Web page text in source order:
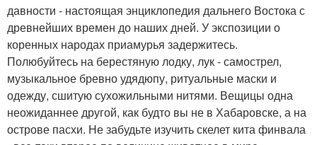
давности - настоящая энциклопедия дальнего Востока с
древнейших времен до наших дней. У экспозиции о
коренных народах приамурья задержитесь.
Полюбуйтесь на берестяную лодку, лук - самострел,
музыкальное бревно удядюпу, ритуальные маски и
одежду, сшитую сухожильными нитями. Вещицы одна
неожиданнее другой, как будто вы не в Хабаровске, а на
острове пасхи. Не забудьте изучить скелет кита финвала